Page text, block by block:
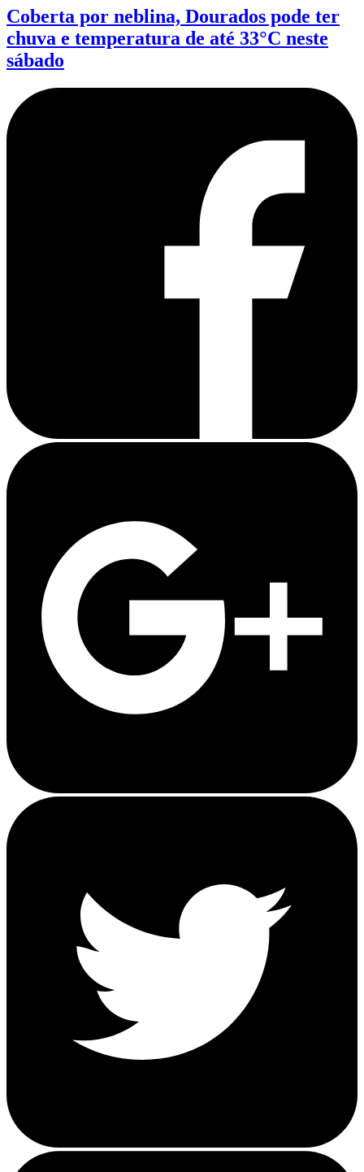
Coberta por neblina, Dourados pode ter
chuva e temperatura de até 33°C neste
sábado